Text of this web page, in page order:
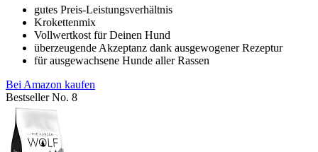
gutes Preis-Leistungsverhältnis
Krokettenmix
Vollwertkost für Deinen Hund
überzeugende Akzeptanz dank ausgewogener Rezeptur
für ausgewachsene Hunde aller Rassen
Bei Amazon kaufen
Bestseller No. 8